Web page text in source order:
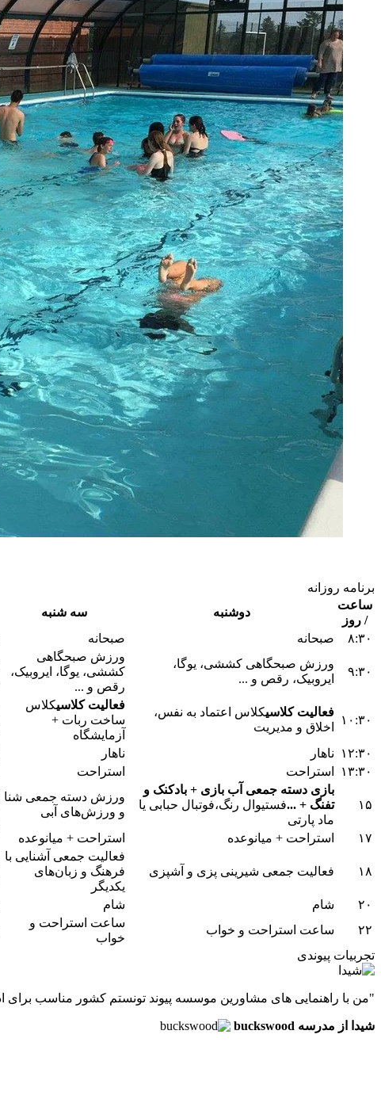
برنامه روزانه
ساعت
/ روز
دوشنبه سه شنبه
۸:۳۰
صبحانه صبحانه
۹:۳۰
ورزش صبحگاهی کششی، یوگا،
ایروبیک، رقص و ...
ورزش صبحگاهی
کششی، یوگا، ایروبیک،
رقص و ...
۱۰:۳۰
فعالیت کلاسیکلاس اعتماد به نفس،
اخلاق و مدیریت
فعالیت کلاسیکلاس
ساخت ربات +
آزمایشگاه
۱۲:۳۰
ناهار ناهار
۱۳:۳۰
استراحت استراحت
۱۵
بازی دسته جمعی آب بازی + بادکنک و
تفنگ + ...فستیوال رنگ،فوتبال حبابی یا
ماد پارتی
ورزش دسته جمعی شنا
و ورزش‌های آبی
۱۷
استراحت + میانوعده استراحت + میانوعده
۱۸ فعالیت جمعی شیرینی پزی و آشپزی
فعالیت جمعی آشنایی با
فرهنگ و زبان‌های
یکدیگر
۲۰
شام شام
۲۲
ساعت استراحت و خواب
ساعت استراحت و
خواب
تجربیات پیوندی
"من با راهنمایی های مشاورین موسسه پیوند تونستم کشور مناسب برای
شیدا از مدرسه buckswood